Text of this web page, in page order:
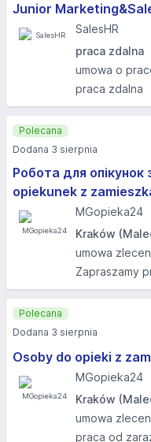
Junior
SalesHR
praca zdalna
umowa o
praca zdalna
Робота для
opiekunek z
MGopieka24
Kraków
umowa
Zapraszamy
Polecana
Dodana 3 sierpnia
Osoby do opieki z
MGopieka24
Kraków
umowa
praca od
Polecana
Dodana 3 sierpnia